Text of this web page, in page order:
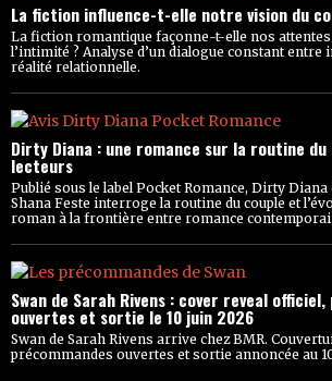
La fiction influence-t-elle notre vision du
La fiction romantique façonne-t-elle nos attentes
l’intimité ? Analyse d’un dialogue constant
réalité relationnelle.
Dirty Diana : une romance sur la routine du
lecteurs
Publié sous le label Pocket Romance, Dirty Diana
Shana Feste interroge la routine du couple et
roman à la frontière entre romance
Swan de Sarah Rivens : cover reveal
ouvertes et sortie le 10 juin 2026
Swan de Sarah Rivens arrive chez BMR.
précommandes ouvertes et sortie annoncée au